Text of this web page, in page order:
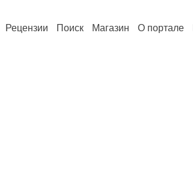
Рецензии Поиск Магазин О портале